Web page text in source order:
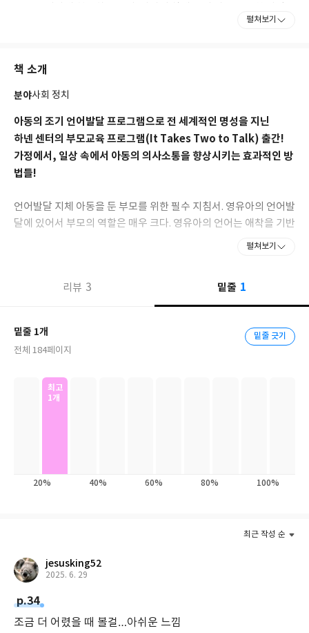
즉 양육자 부모에게 언어발달 기술을 제공하고, 그들을 훈련시켜온
서로는 《말이 늦은 아이를 위한 부모 가이드(It Takes Two To
(Learning Language and Loving It)》, 《가나다, 그 너머(ABC
and Beyond™)》 등이 있다.
펼쳐보기
책 소개
분야사회 정치
아동의 조기 언어발달 프로그램으로 전 세계적인 명성을 지닌
하넨 센터의 부모교육 프로그램(It Takes Two to Talk) 출간!
가정에서, 일상 속에서 아동의 의사소통을 향상시키는 효과적인 방
법들!
언어발달 지체 아동을 둔 부모를 위한 필수 지침서. 영유아의 언어발
달에 있어서 부모의 역할은 매우 크다. 영유아의 언어는 애착을 기반
을 위해 쓰여졌으며, 조기 언어치료의 핵심이 가정에 있다는 것을
강조한다. 아동의 삶에 있어 가장 중요한 존재인 부모와 양육자에게
양하고 효과적인 상호작용 전략을 소개한다. 어떻게 일상생활에서
자연스럽게 그리고 지속적으로 아동의 의사소통을 도울 수 있는지
은 물론, 아동의 언어지체로 인해 지쳐 있는 부모의 자신감을 회복
넨 센터(Hanen Centre)의 대표적인 부모교육 프로그램으로 손꼽
히며, 많은 임상 실험에서 그 효과를 입증하였다. 이 부모교육 프로
펼쳐보기
리뷰 3 밑줄 1
밑줄 1개
전체 184페이지
밑줄 긋기
최고
1개
20% 40% 60% 80% 100%
최근 작성 순
jesusking52
2025. 6. 29
p.34
조금 더 어렸을 때 볼걸…아쉬운 느낌